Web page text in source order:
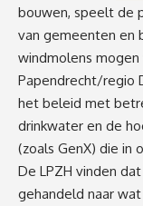
bouwen, speelt de
van gemeenten en
windmolens
Papendrecht/regio
het beleid met
drinkwater en de
(zoals GenX) die in
De LPZH vinden
gehandeld naar